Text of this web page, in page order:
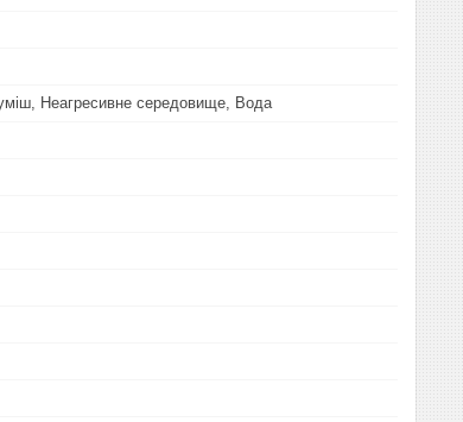
Неагресивне середовище, Вода